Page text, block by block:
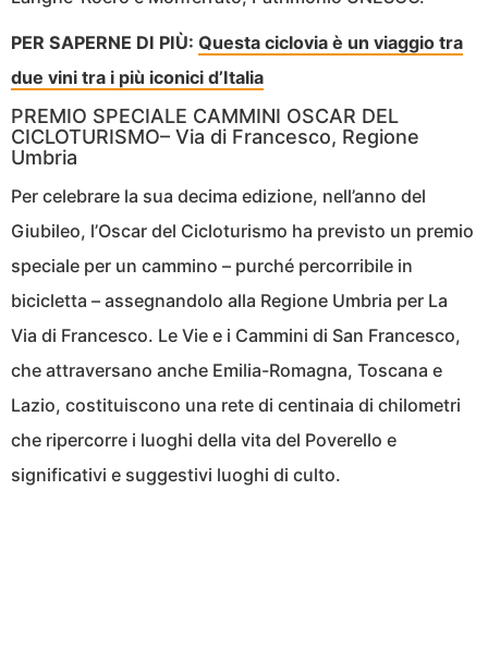
PER SAPERNE DI PIÙ: Questa ciclovia è un viaggio tra
due vini tra i più iconici d’Italia
PREMIO SPECIALE CAMMINI OSCAR DEL
CICLOTURISMO– Via di Francesco, Regione
Umbria
Per celebrare la sua decima edizione, nell’anno del
Giubileo, l’Oscar del Cicloturismo ha previsto un premio
speciale per un cammino – purché percorribile in
bicicletta – assegnandolo alla Regione Umbria per La
Via di Francesco. Le Vie e i Cammini di San Francesco,
che attraversano anche Emilia-Romagna, Toscana e
Lazio, costituiscono una rete di centinaia di chilometri
che ripercorre i luoghi della vita del Poverello e
significativi e suggestivi luoghi di culto.